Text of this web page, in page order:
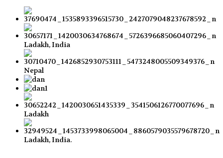
Ladakh, India
Nepal
Ladakh
Ladakh, India.